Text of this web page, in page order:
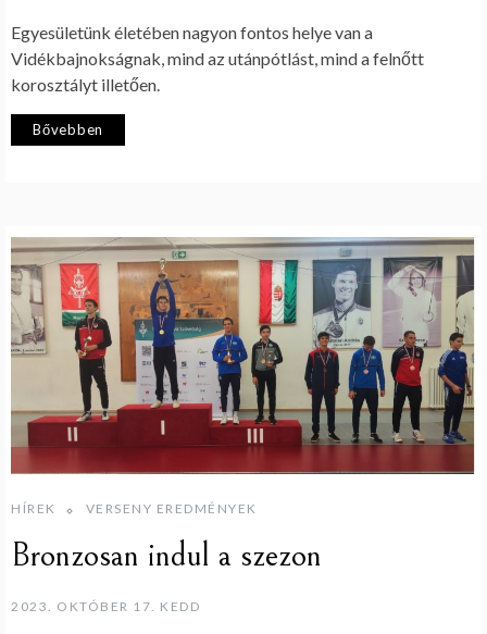
Egyesületünk életében nagyon fontos helye van a
Vidékbajnokságnak, mind az utánpótlást, mind a felnőtt
korosztályt illetően.
Bővebben
HÍREK VERSENY EREDMÉNYEK
Bronzosan indul a szezon
2023. OKTÓBER 17. KEDD